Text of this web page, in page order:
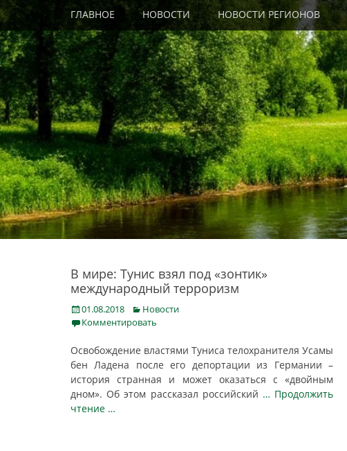
Skip
content
Primary Menu
ГЛАВНОЕ НОВОСТИ НОВОСТИ РЕГИОНОВ
В мире: Тунис взял под «зонтик»
международный терроризм
Posted
on
01.08.2018 Categories
Новости
Комментировать
Освобождение властями Туниса телохранителя Усамы
бен Ладена после его депортации из Германии –
история странная и может оказаться с «двойным
дном». Об этом рассказал ‍российский … Продолжить
чтение …